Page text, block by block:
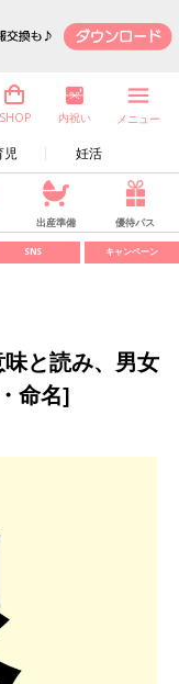
児 妊活
SHOP 内祝い メニュー
出産準備 優待パス
SNS キャンペーン
味と読み、男女
命名]